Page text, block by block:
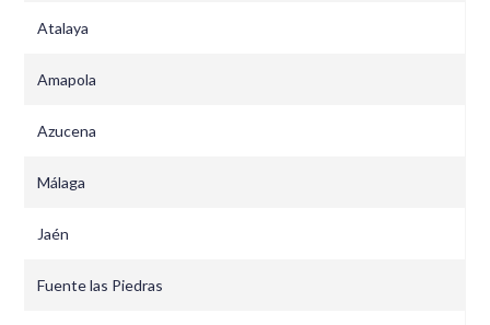
Atalaya
Amapola
Azucena
Málaga
Jaén
Fuente las Piedras